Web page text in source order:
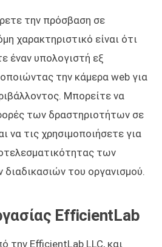
την πρόσβαση σε
χαρακτηριστικό είναι ότι
έναν υπολογιστή εξ
την κάμερα web για
Μπορείτε να
των δραστηριοτήτων σε
να τις χρησιμοποιήσετε για
των
του οργανισμού.
EfficientLab
την EfficientLab LLC, και